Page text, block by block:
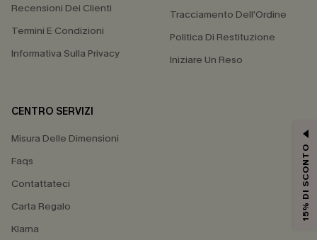
Recensioni Dei Clienti
Termini E Condizioni
Informativa Sulla Privacy
Tracciamento Dell'Ordine
Politica Di Restituzione
Iniziare Un Reso
CENTRO SERVIZI
Misura Delle Dimensioni
Faqs
Contattateci
Carta Regalo
Klarna
15% DI SCONTO